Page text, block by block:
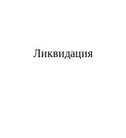
Ликвидация